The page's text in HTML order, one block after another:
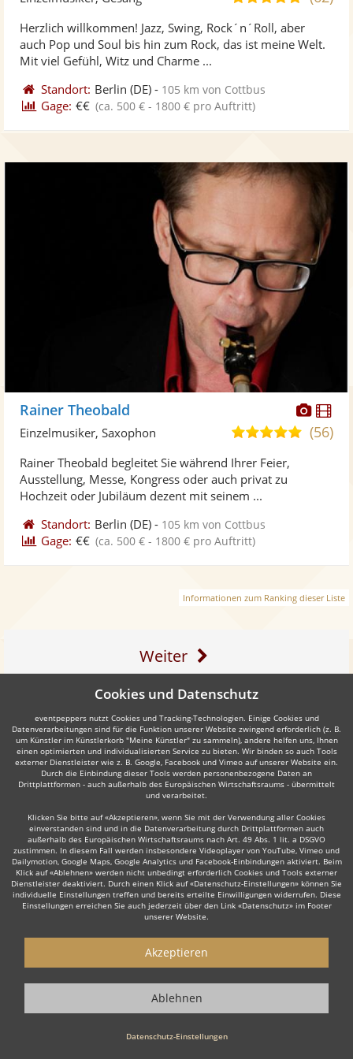
5
Herzlich willkommen! Jazz, Swing, Rock´n´Roll, aber
auch Pop und Soul bis hin zum Rock, das ist meine Welt.
Mit viel Gefühl, Witz und Charme ...
Standort: Berlin (DE) - 105 km von Cottbus
Gage: €€ (ca. 500 € - 1800 € pro Auftritt)
Rainer Theobald
5,0(56)
Einzelmusiker, Saxophon
Rainer Theobald begleitet Sie während Ihrer Feier,
Ausstellung, Messe, Kongress oder auch privat zu
Hochzeit oder Jubiläum dezent mit seinem ...
Standort: Berlin (DE) - 105 km von Cottbus
Gage: €€ (ca. 500 € - 1800 € pro Auftritt)
Informationen zum Ranking dieser Liste
Weiter
Auch interessant:
Trauerredner Dudelsackspieler Organist
Wie funktioniert's?
1. Kostenlos anfragen
Starten Sie mit dem Button 'Kostenlos anfragen' eine Anfrage an die für
Diesen Button finden Sie auf den jeweiligen Künstler-Profil-Seiten der
2. Angebote erhalten & Details besprechen
Cookies und Datenschutz
eventpeppers nutzt Cookies und Tracking-Technologien. Einige Cookies und
Datenverarbeitungen sind für die Funktion unserer Website zwingend erforderlich (z. B.
um Künstler im Künstlerkorb "Meine Künstler" zu sammeln), andere helfen uns, Ihnen
einen optimierten und individualisierten Service zu bieten. Wir binden so auch Tools
externer Dienstleister wie z. B. Google, Facebook und Vimeo auf unserer Website ein.
Durch die Einbindung dieser Tools werden personenbezogene Daten an
Drittplattformen - auch außerhalb des Europäischen Wirtschaftsraums - übermittelt
und verarbeitet.
Klicken Sie bitte auf «Akzeptieren», wenn Sie mit der Verwendung aller Cookies
einverstanden sind und in die Datenverarbeitung durch Drittplattformen auch
außerhalb des Europäischen Wirtschaftsraums nach Art. 49 Abs. 1 lit. a DSGVO
zustimmen. In diesem Fall werden insbesondere Videoplayer von YouTube, Vimeo und
Dailymotion, Google Maps, Google Analytics und Facebook-Einbindungen aktiviert. Beim
Klick auf «Ablehnen» werden nicht unbedingt erforderlich Cookies und Tools externer
Dienstleister deaktiviert. Durch einen Klick auf «Datenschutz-Einstellungen» können Sie
individuelle Einstellungen treffen und bereits erteilte Einwilligungen widerrufen. Diese
Einstellungen erreichen Sie auch jederzeit über den Link «Datenschutz» im Footer
unserer Website.
Datenschutz-Einstellungen
Akzeptieren
Ablehnen